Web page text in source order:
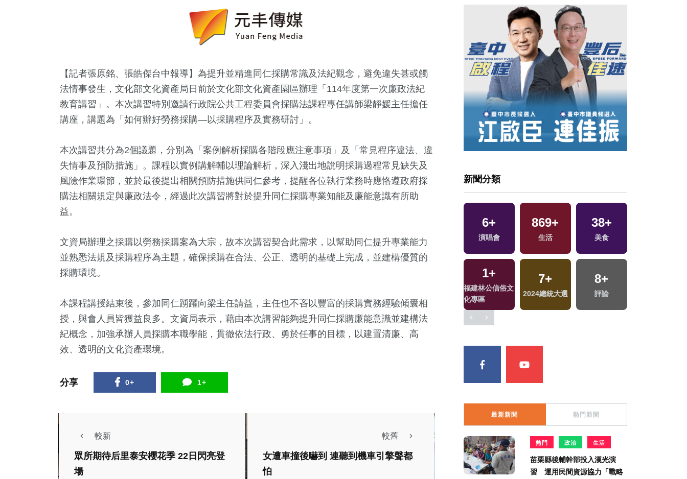
【記者張原銘、張皓傑台中報導】為提升並精進同仁採購常識及法紀觀念，避免違失甚或觸
法情事發生，文化部文化資產局日前於文化部文化資產園區辦理「114年度第一次廉政法紀
教育講習」。本次講習特別邀請行政院公共工程委員會採購法課程專任講師梁靜媛主任擔任
講座，講題為「如何辦好勞務採購—以採購程序及實務研討」。
本次講習共分為2個議題，分別為「案例解析採購各階段應注意事項」及「常見程序違法、違
失情事及預防措施」。課程以實例講解輔以理論解析，深入淺出地說明採購過程常見缺失及
風險作業環節，並於最後提出相關預防措施供同仁參考，提醒各位執行業務時應恪遵政府採
購法相關規定與廉政法令，經過此次講習將對於提升同仁採購專業知能及廉能意識有所助
益。
文資局辦理之採購以勞務採購案為大宗，故本次講習契合此需求，以幫助同仁提升專業能力
並熟悉法規及採購程序為主題，確保採購在合法、公正、透明的基礎上完成，並建構優質的
採購環境。
本課程講授結束後，參加同仁踴躍向梁主任請益，主任也不吝以豐富的採購實務經驗傾囊相
授，與會人員皆獲益良多。文資局表示，藉由本次講習能夠提升同仁採購廉能意識並建構法
紀概念，加強承辦人員採購本職學能，貫徹依法行政、勇於任事的目標，以建置清廉、高
效、透明的文化資產環境。
分享 0+ 1+
較新
眾所期待后里泰安櫻花季 22日閃亮登
場
較舊
女遭車撞後嚇到 連聽到機車引擎聲都
怕
社會 生活
新聞分類
熱門 旅遊 政治 健康及醫療
流專區
6+
演唱會
869+
生活
38+
美食
1+
福建林公信俗文
化專區
7+
2024總統大選
8+
評論
359
文教
89+
運動
35+
影視
0+
2023金鐘獎
0+
兩岸藝苑天地
10+
司法放大鏡
最新新聞 熱門新聞
熱門 政治 生活
苗栗縣後輔幹部投入漢光演
習 運用民間資源協力「戰略